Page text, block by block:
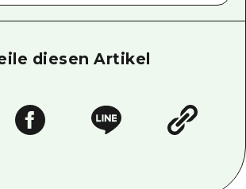
diesen Artikel